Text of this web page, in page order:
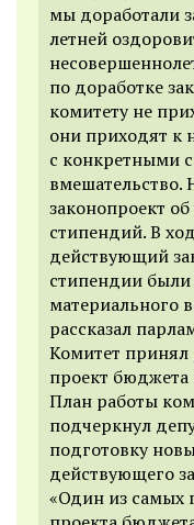
мы доработали
летней
по доработке
комитету не
они приходят к
с конкретными
законопроект
стипендий. В
действующий
стипендии
материального
рассказал
Комитет
проект
План работы
подчеркнул
подготовку
действующего
«Один из самых